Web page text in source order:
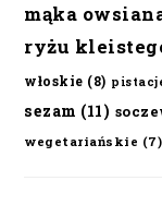
mąka
ryżu
włoskie (8)
sezam (11)
wegetariańskie (7)